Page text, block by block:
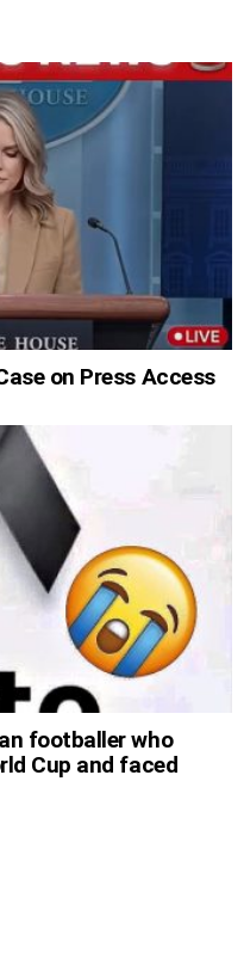
on Press Access
footballer who
Cup and faced